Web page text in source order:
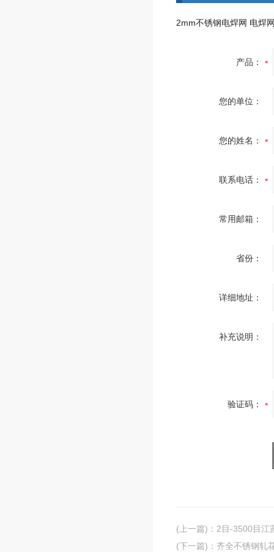
产品：
您的单位：
您的姓名：
联系电话：
常用邮箱：
省份：
详细地址：
补充说明：
验证码：
(上一篇) ： 2目-3500目江
(下一篇) ： 齐全不锈钢轧